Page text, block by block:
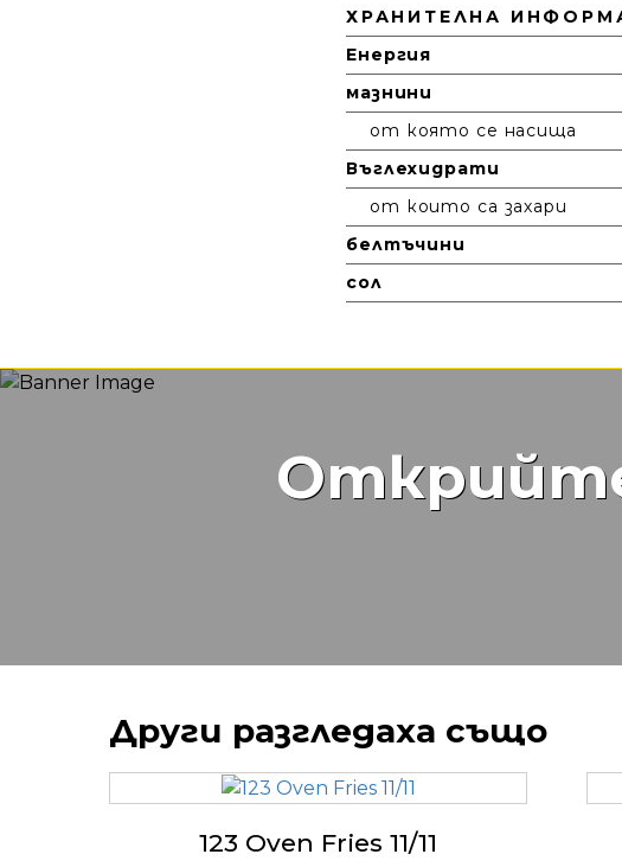
Хранителна Стойност
ХРАНИТЕЛНА
Енергия
мазнини
от която се насища
Въглехидрати
от които са захари
белтъчини
сол
Други разгледаха също
123 Oven Fries 11/11